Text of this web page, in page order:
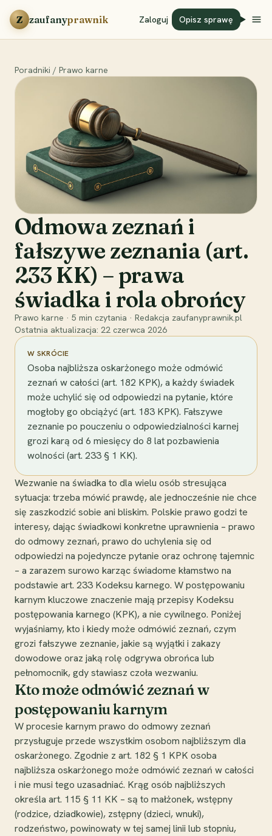
Przejdź do treści
Z zaufanyprawnik Zaloguj Opisz sprawę
Poradniki / Prawo karne
Odmowa zeznań i
fałszywe zeznania (art.
233 KK) – prawa
świadka i rola obrońcy
Prawo karne · 5 min czytania · Redakcja zaufanyprawnik.pl
Ostatnia aktualizacja: 22 czerwca 2026
W SKRÓCIE
Osoba najbliższa oskarżonego może odmówić
zeznań w całości (art. 182 KPK), a każdy świadek
może uchylić się od odpowiedzi na pytanie, które
mogłoby go obciążyć (art. 183 KPK). Fałszywe
zeznanie po pouczeniu o odpowiedzialności karnej
grozi karą od 6 miesięcy do 8 lat pozbawienia
wolności (art. 233 § 1 KK).
Wezwanie na świadka to dla wielu osób stresująca
sytuacja: trzeba mówić prawdę, ale jednocześnie nie chce
się zaszkodzić sobie ani bliskim. Polskie prawo godzi te
interesy, dając świadkowi konkretne uprawnienia – prawo
do odmowy zeznań, prawo do uchylenia się od
odpowiedzi na pojedyncze pytanie oraz ochronę tajemnic
– a zarazem surowo karząc świadome kłamstwo na
podstawie art. 233 Kodeksu karnego. W postępowaniu
karnym kluczowe znaczenie mają przepisy Kodeksu
postępowania karnego (KPK), a nie cywilnego. Poniżej
wyjaśniamy, kto i kiedy może odmówić zeznań, czym
grozi fałszywe zeznanie, jakie są wyjątki i zakazy
dowodowe oraz jaką rolę odgrywa obrońca lub
pełnomocnik, gdy stawiasz czoła wezwaniu.
Kto może odmówić zeznań w
postępowaniu karnym
W procesie karnym prawo do odmowy zeznań
przysługuje przede wszystkim osobom najbliższym dla
oskarżonego. Zgodnie z art. 182 § 1 KPK osoba
najbliższa oskarżonego może odmówić zeznań w całości
i nie musi tego uzasadniać. Krąg osób najbliższych
określa art. 115 § 11 KK – są to małżonek, wstępny
(rodzice, dziadkowie), zstępny (dzieci, wnuki),
rodzeństwo, powinowaty w tej samej linii lub stopniu,